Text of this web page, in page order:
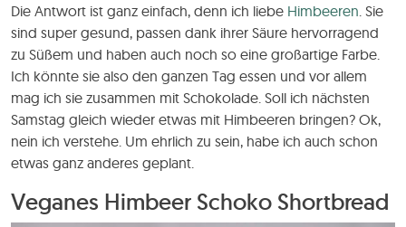
Die Antwort ist ganz einfach, denn ich liebe Himbeeren . Sie
sind super gesund, passen dank ihrer Säure hervorragend
zu Süßem und haben auch noch so eine großartige Farbe.
Ich könnte sie also den ganzen Tag essen und vor allem
mag ich sie zusammen mit Schokolade. Soll ich nächsten
Samstag gleich wieder etwas mit Himbeeren bringen? Ok,
nein ich verstehe. Um ehrlich zu sein, habe ich auch schon
etwas ganz anderes geplant.
Veganes Himbeer Schoko Shortbread